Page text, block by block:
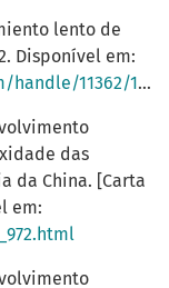
lento de
Disponível em:
1/095083102_es.pdf
das
da China. [Carta
em: